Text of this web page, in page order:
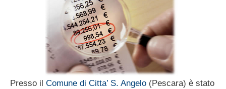
Presso il Comune di Citta’ S. Angelo (Pescara) è stato